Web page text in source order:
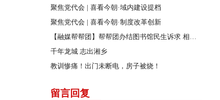
聚焦党代会 | 喜看今朝·域内建设提档
聚焦党代会 | 喜看今朝·制度改革创新
【融媒帮帮团】帮帮团办结图书馆民生诉求 相关部门迅速行动 改善市民阅读环境
千年龙城 志出湘乡
教训惨痛！出门未断电，房子被烧！
留言回复